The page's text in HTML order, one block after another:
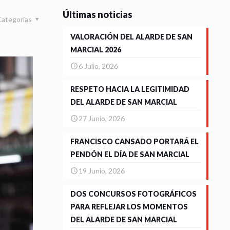
Últimas noticias
VALORACIÓN DEL ALARDE DE SAN
MARCIAL 2026
6 Julio, 2026
RESPETO HACIA LA LEGITIMIDAD
DEL ALARDE DE SAN MARCIAL
27 Junio, 2026
FRANCISCO CANSADO PORTARÁ EL
PENDÓN EL DÍA DE SAN MARCIAL
19 Junio, 2026
DOS CONCURSOS FOTOGRÁFICOS
PARA REFLEJAR LOS MOMENTOS
DEL ALARDE DE SAN MARCIAL